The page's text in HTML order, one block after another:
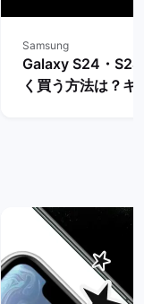
Samsung
Galaxy S24・
く買う方法は？キ